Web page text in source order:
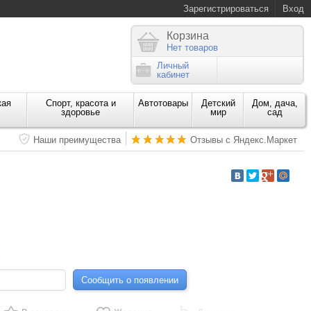
Зарегистрироваться Вход
Корзина
Нет товаров
Личный
кабинет
Спорт, красота и
здоровье
Автотовары
Детский
мир
Дом, дача,
сад
Наши преимущества Отзывы с Яндекс.Маркет
Сообщить о появлении